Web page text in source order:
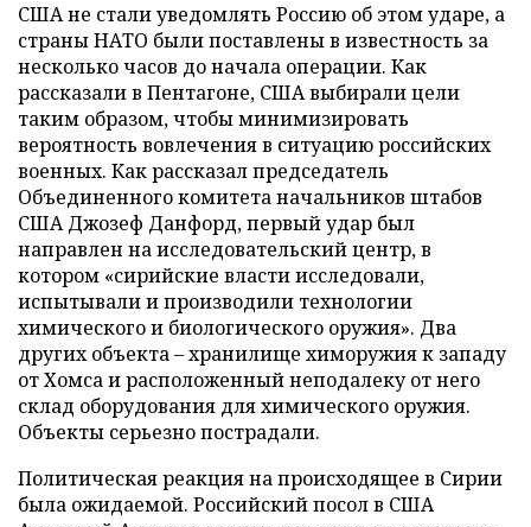
США не стали уведомлять Россию об этом ударе, а
страны НАТО были поставлены в известность за
несколько часов до начала операции. Как
рассказали в Пентагоне, США выбирали цели
таким образом, чтобы минимизировать
вероятность вовлечения в ситуацию российских
военных. Как рассказал председатель
Объединенного комитета начальников штабов
США Джозеф Данфорд, первый удар был
направлен на исследовательский центр, в
котором «сирийские власти исследовали,
испытывали и производили технологии
химического и биологического оружия». Два
других объекта – хранилище химоружия к западу
от Хомса и расположенный неподалеку от него
склад оборудования для химического оружия.
Объекты серьезно пострадали.
Политическая реакция на происходящее в Сирии
была ожидаемой. Российский посол в США